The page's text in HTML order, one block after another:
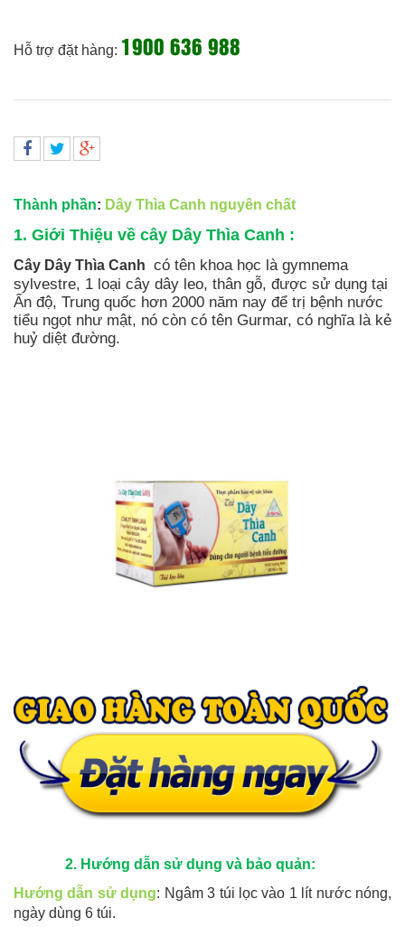
Hỗ trợ đặt hàng: 1900 636 988
Thành phần: Dây Thìa Canh nguyên chất
1. Giới Thiệu về cây Dây Thìa Canh :
Cây Dây Thìa Canh có tên khoa học là gymnema
sylvestre, 1 loại cây dây leo, thân gỗ, được sử dụng tại
Ấn độ, Trung quốc hơn 2000 năm nay để trị bệnh nước
tiểu ngọt như mật, nó còn có tên Gurmar, có nghĩa là kẻ
huỷ diệt đường.
2. Hướng dẫn sử dụng và bảo quản:
Hướng dẫn sử dụng: Ngâm 3 túi lọc vào 1 lít nước nóng,
ngày dùng 6 túi.